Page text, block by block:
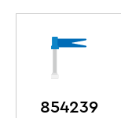
854239